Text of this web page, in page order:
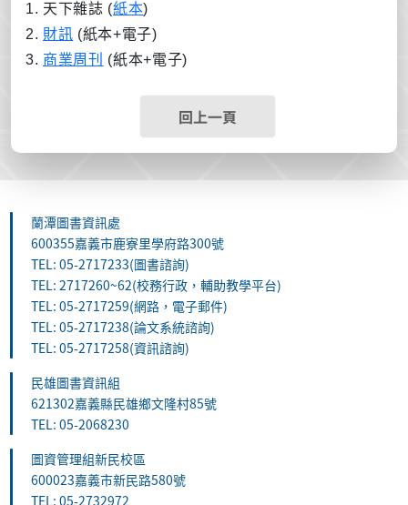
1. 天下雜誌 (紙本)
2. 財訊 (紙本+電子)
3. 商業周刊 (紙本+電子)
回上一頁
蘭潭圖書資訊處
600355嘉義市鹿寮里學府路300號
TEL: 05-2717233(圖書諮詢)
TEL: 2717260~62(校務行政，輔助教學平台)
TEL: 05-2717259(網路，電子郵件)
TEL: 05-2717238(論文系統諮詢)
TEL: 05-2717258(資訊諮詢)
民雄圖書資訊組
621302嘉義縣民雄鄉文隆村85號
TEL: 05-2068230
圖資管理組新民校區
600023嘉義市新民路580號
TEL: 05-2732972